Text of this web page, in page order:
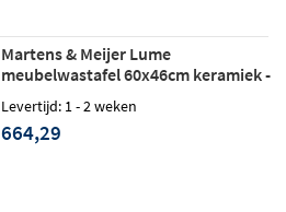
Martens & Meijer Lume
meubelwastafel 60x46cm keramiek -
Levertijd: 1 - 2 weken
664,29